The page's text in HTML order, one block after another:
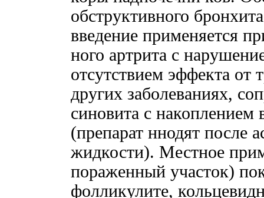
обструктивного
введение применяется
ного артрита с
отсутствием эффекта от
других заболеваниях,
синовита с накоплением
(препарат ннодят после
жидкости). Местное
пораженный участок)
фолликулите,